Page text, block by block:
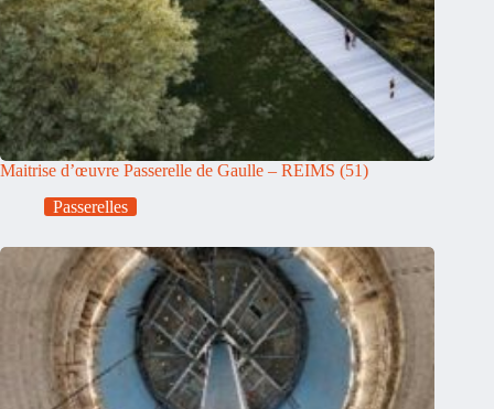
Maitrise d’œuvre Passerelle de Gaulle – REIMS (51)
Passerelles